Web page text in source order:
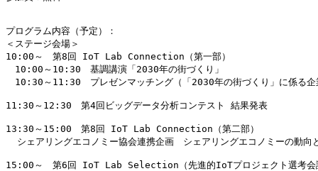
プログラム内容（予定）：
＜ステージ会場＞
10:00～　第8回 IoT Lab Connection（第一部）
10:00～10:30　基調講演「2030年の街づくり」
10:30～11:30　プレゼンマッチング（「2030年の街づくり」に係る企
11:30～12:30　第4回ビッグデータ分析コンテスト 結果発表
13:30～15:00　第8回 IoT Lab Connection（第二部）
シェアリングエコノミー協会連携企画　シェアリングエコノミーの動向
15:00～　第6回 IoT Lab Selection（先進的IoTプロジェクト選考会